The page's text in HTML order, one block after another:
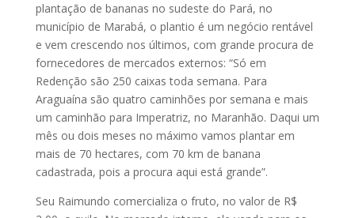
plantação de bananas no sudeste do Pará, no
município de Marabá, o plantio é um negócio rentável
e vem crescendo nos últimos, com grande procura de
fornecedores de mercados externos: “Só em
Redenção são 250 caixas toda semana. Para
Araguaína são quatro caminhões por semana e mais
um caminhão para Imperatriz, no Maranhão. Daqui um
mês ou dois meses no máximo vamos plantar em
mais de 70 hectares, com 70 km de banana
cadastrada, pois a procura aqui está grande”.
Seu Raimundo comercializa o fruto, no valor de R$